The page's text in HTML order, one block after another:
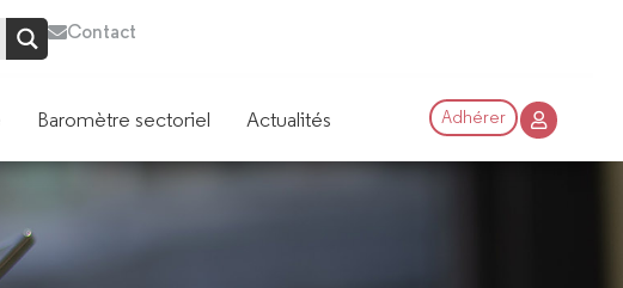
Contact
Baromètre sectoriel Actualités Adhérer